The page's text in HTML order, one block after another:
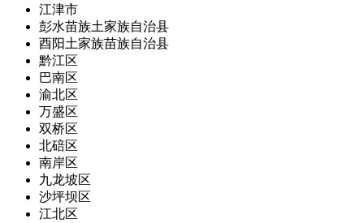
江津市
彭水苗族土家族自治县
酉阳土家族苗族自治县
黔江区
巴南区
渝北区
万盛区
双桥区
北碚区
南岸区
九龙坡区
沙坪坝区
江北区